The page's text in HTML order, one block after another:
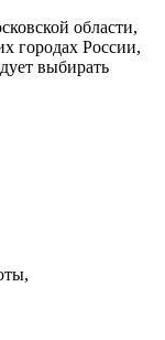
области,
городах России,
выбирать